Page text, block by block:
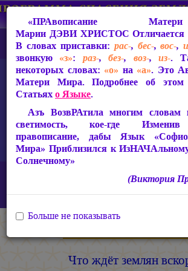
Статьи Марии ДЭВИ ХРИСТОС
(О чип-вакцинах и
концлагере)
Мария
Что ждёт землян
«ПРАвописание
Марии ДЭВИ ХРИСТОС
В словах приставки: рас-, бес-,вос-,
звонкую «з»: раз-,без-, воз-,из-.
некоторых словах: «о» на «а». Это
Матери Мира. Подробнее об
Статьяхо Языке.
Азъ ВозвРАтила многим словам
светимость, кое-где Изменив
правописание, дабы Язык
Мира» Приблизился к
Солнечному»
(Виктория
Больше не показывать